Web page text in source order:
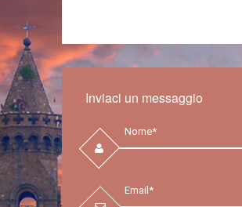
Inviaci un messaggio